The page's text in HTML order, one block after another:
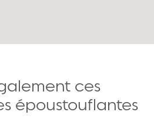
ces
époustouflantes